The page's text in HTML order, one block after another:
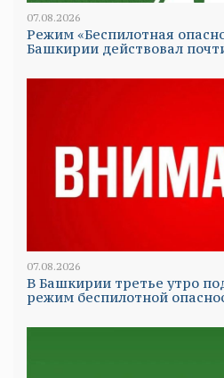
07.08.2026
Режим «Беспилотная
Башкирии действовал
07.08.2026
В Башкирии третье утро
режим беспилотной